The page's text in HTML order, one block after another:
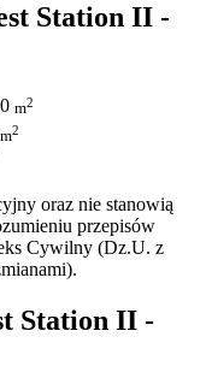
Station II -
m2
m2
oraz nie stanowią
przepisów
Cywilny (Dz.U. z
Station II -